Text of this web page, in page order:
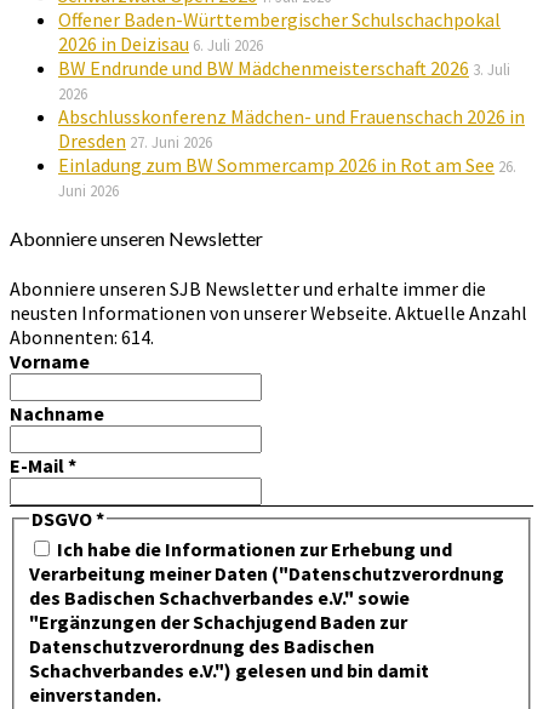
Offener Baden-Württembergischer Schulschachpokal
2026 in Deizisau 6. Juli 2026
BW Endrunde und BW Mädchenmeisterschaft 2026 3. Juli
2026
Abschlusskonferenz Mädchen- und Frauenschach 2026 in
Dresden 27. Juni 2026
Einladung zum BW Sommercamp 2026 in Rot am See 26.
Juni 2026
Abonniere unseren Newsletter
Abonniere unseren SJB Newsletter und erhalte immer die
neusten Informationen von unserer Webseite. Aktuelle Anzahl
Abonnenten: 614.
Vorname
Nachname
E-Mail*
DSGVO*
Ich habe die Informationen zur Erhebung und
Verarbeitung meiner Daten ("Datenschutzverordnung
des Badischen Schachverbandes e.V." sowie
"Ergänzungen der Schachjugend Baden zur
Datenschutzverordnung des Badischen
Schachverbandes e.V.") gelesen und bin damit
einverstanden.